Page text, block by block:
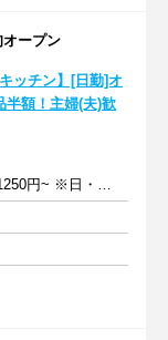
ープン
ッチン】[日勤]オ
半額！主婦(夫)歓
特別時給1350円~/通常時給1250円~ ※日・祝50円UP(9:00~17:00)